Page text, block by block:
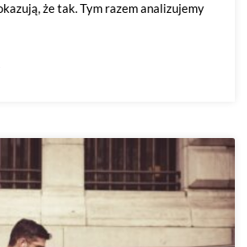
że tak. Tym razem analizujemy